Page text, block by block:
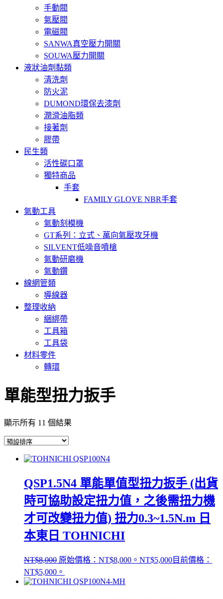
手動閥
氣壓閥
電磁閥
SANWA真空壓力開關
SOUWA壓力開關
液狀油劑黏類
清洗劑
防火泥
DUMOND環保去漆劑
潤滑油脂類
接著劑
膠帶
民生類
活性碳口罩
獨特商品
手套
FAMILY GLOVE NBR手套
氣動工具
氣動刻模機
GT系列：立式、萬向氣壓攻牙機
SILVENT低噪音噴槍
氣動研磨機
氣動鑽
線網管類
導線器
整理收納
綑綁帶
工具箱
工具袋
材料零件
轉環
單能型扭力扳手
顯示所有 11 個結果
QSP1.5N4 單能單值型扭力扳手 (出貨
時可協助設定扭力值，之後需扭力機
才可改變扭力值) 扭力0.3~1.5N.m 日
本東日 TOHNICHI
NT$8,000 原始價格：NT$8,000。 NT$5,000目前價格：
NT$5,000。